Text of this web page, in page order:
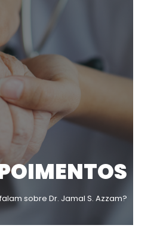
sobre Dr. Jamal S. Azzam?